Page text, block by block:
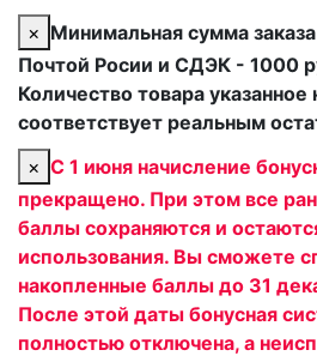
× Минимальная сумма
Почтой Росии и СДЭК - 1000
Количество товара указанное
соответствует реальным
× С 1 июня начисление
прекращено. При этом все
баллы сохраняются и
использования. Вы сможете
накопленные баллы до 31
После этой даты бонусная
полностью отключена, а